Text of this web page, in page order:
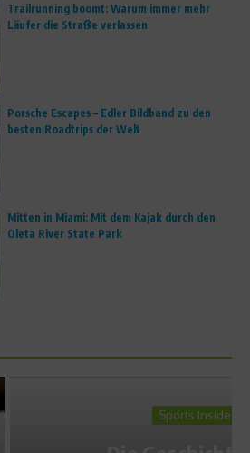
Trailrunning boomt: Warum immer mehr
Läufer die Straße verlassen
Porsche Escapes – Edler Bildband zu den
besten Roadtrips der Welt
Mitten in Miami: Mit dem Kajak durch den
Oleta River State Park